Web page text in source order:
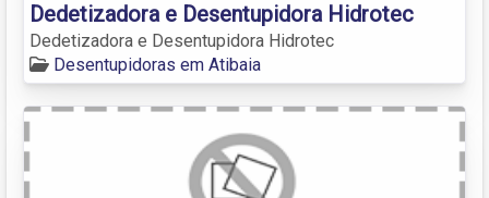
Dedetizadora e Desentupidora Hidrotec
Dedetizadora e Desentupidora Hidrotec
Desentupidoras em Atibaia